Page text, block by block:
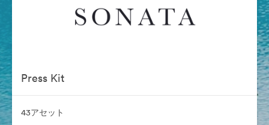
Press Kit
43アセット